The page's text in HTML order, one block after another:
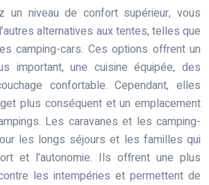
un niveau de confort supérieur, vous
alternatives aux tentes, telles que
camping-cars. Ces options offrent un
important, une cuisine équipée, des
confortable. Cependant, elles
plus conséquent et un emplacement
Les caravanes et les camping-
les longs séjours et les familles qui
et l’autonomie. Ils offrent une plus
les intempéries et permettent de